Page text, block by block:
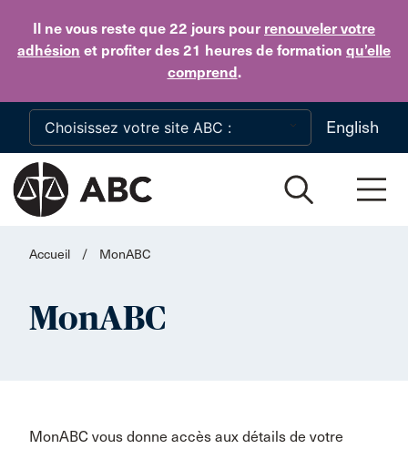
Il ne vous reste que 22 jours pour renouveler votre
adhésion et profiter des 21 heures de formation qu’elle
comprend.
Skip to main content
English
Accueil / MonABC
MonABC
MonABC vous donne accès aux détails de votre